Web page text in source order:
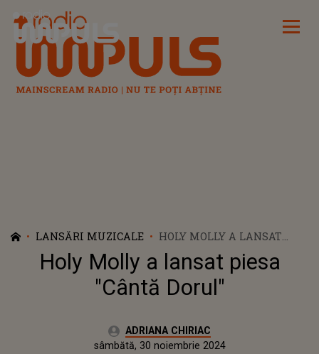
Radio Impuls
LANSĂRI MUZICALE
HOLY MOLLY A LANSAT
PIESA "CÂNTĂ DORUL"
Holy Molly a lansat piesa
"Cântă Dorul"
Autor:ADRIANA CHIRIAC
Publicat:
sâmbătă, 30 noiembrie 2024